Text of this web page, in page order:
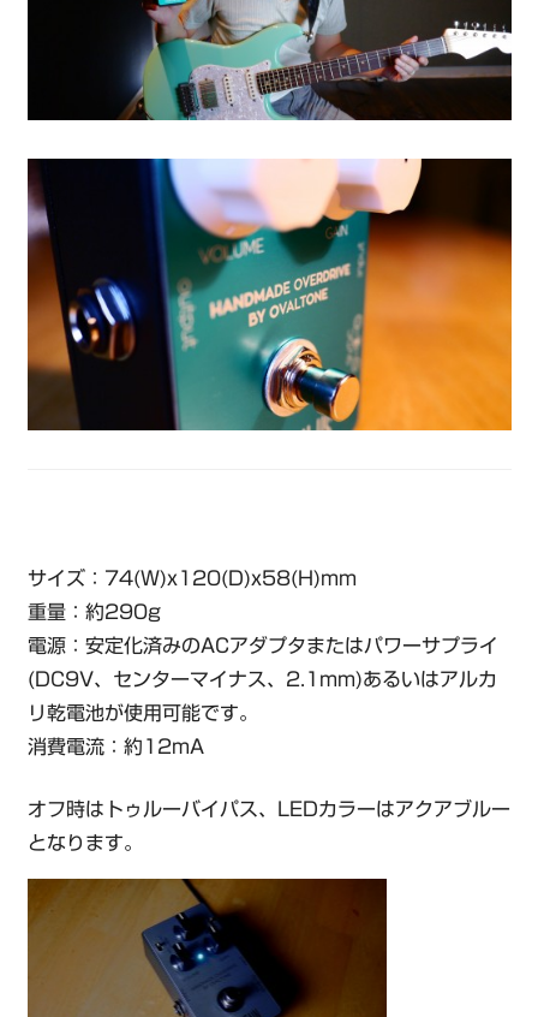
サイズ：74(W)x120(D)x58(H)mm
重量：約290g
電源：安定化済みのACアダプタまたはパワーサプライ
(DC9V、センターマイナス、2.1mm)あるいはアルカ
リ乾電池が使用可能です。
消費電流：約12mA
オフ時はトゥルーバイパス、LEDカラーはアクアブルー
となります。